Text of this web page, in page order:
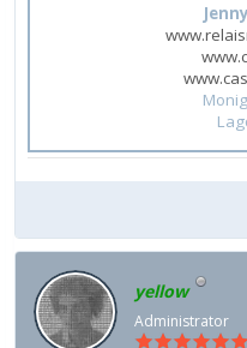
yellow
Administrator